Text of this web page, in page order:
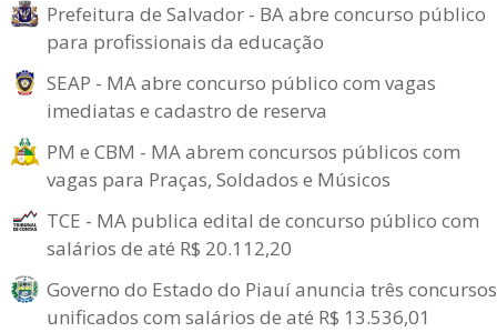
Prefeitura de Salvador - BA abre concurso público
para profissionais da educação
SEAP - MA abre concurso público com vagas
imediatas e cadastro de reserva
PM e CBM - MA abrem concursos públicos com
vagas para Praças, Soldados e Músicos
TCE - MA publica edital de concurso público com
salários de até R$ 20.112,20
Governo do Estado do Piauí anuncia três concursos
unificados com salários de até R$ 13.536,01